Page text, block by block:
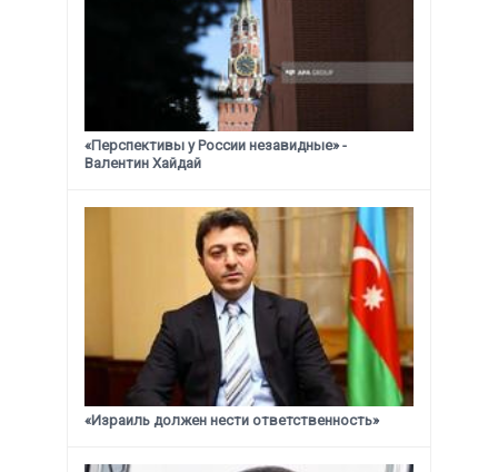
«Перспективы у России незавидные» -
Валентин Хайдай
«Израиль должен нести ответственность»